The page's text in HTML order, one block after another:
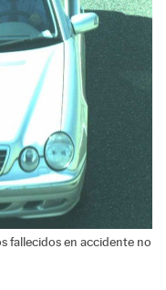
fallecidos en accidente no